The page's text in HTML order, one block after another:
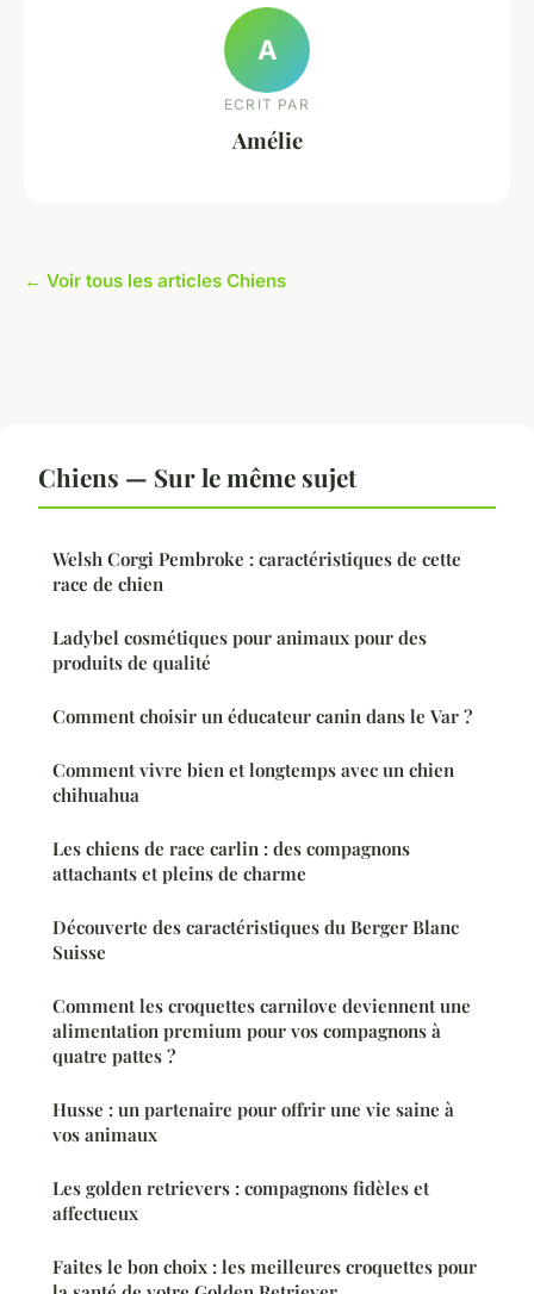
A
ECRIT PAR
Amélie
← Voir tous les articles Chiens
Chiens — Sur le même sujet
Welsh Corgi Pembroke : caractéristiques de cette
race de chien
Ladybel cosmétiques pour animaux pour des
produits de qualité
Comment choisir un éducateur canin dans le Var ?
Comment vivre bien et longtemps avec un chien
chihuahua
Les chiens de race carlin : des compagnons
attachants et pleins de charme
Découverte des caractéristiques du Berger Blanc
Suisse
Comment les croquettes carnilove deviennent une
alimentation premium pour vos compagnons à
quatre pattes ?
Husse : un partenaire pour offrir une vie saine à
vos animaux
Les golden retrievers : compagnons fidèles et
affectueux
Faites le bon choix : les meilleures croquettes pour